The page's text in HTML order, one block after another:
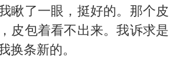
瞅了一眼，挺好的。那个皮
皮包着看不出来。我诉求是
换条新的。